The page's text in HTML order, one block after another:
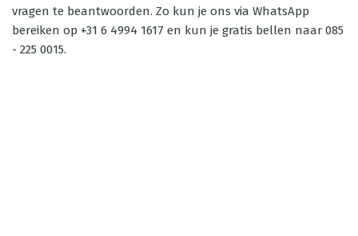
vragen te beantwoorden. Zo kun je ons via WhatsApp
bereiken op +31 6 4994 1617 en kun je gratis bellen naar 085
- 225 0015.